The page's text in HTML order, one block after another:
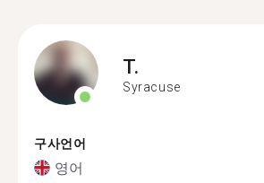
T.
Syracuse
구사언어
영어